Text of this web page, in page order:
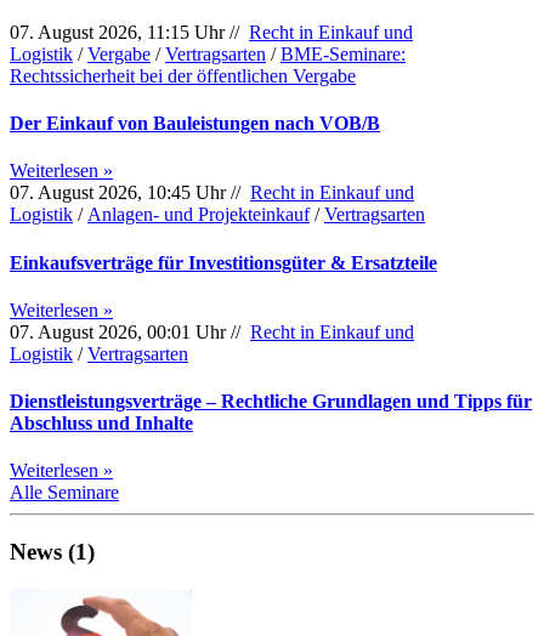
07. August 2026, 11:15 Uhr // Recht in Einkauf und
Logistik /Vergabe /Vertragsarten /BME-Seminare:
Rechtssicherheit bei der öffentlichen Vergabe
Der Einkauf von Bauleistungen nach VOB/B
Weiterlesen »
07. August 2026, 10:45 Uhr // Recht in Einkauf und
Logistik / Anlagen- und Projekteinkauf/Vertragsarten
Einkaufsverträge für Investitionsgüter & Ersatzteile
Weiterlesen »
07. August 2026, 00:01 Uhr // Recht in Einkauf und
Logistik /Vertragsarten
Dienstleistungsverträge – Rechtliche Grundlagen und Tipps für
Abschluss und Inhalte
Weiterlesen »
Alle Seminare
News (1)